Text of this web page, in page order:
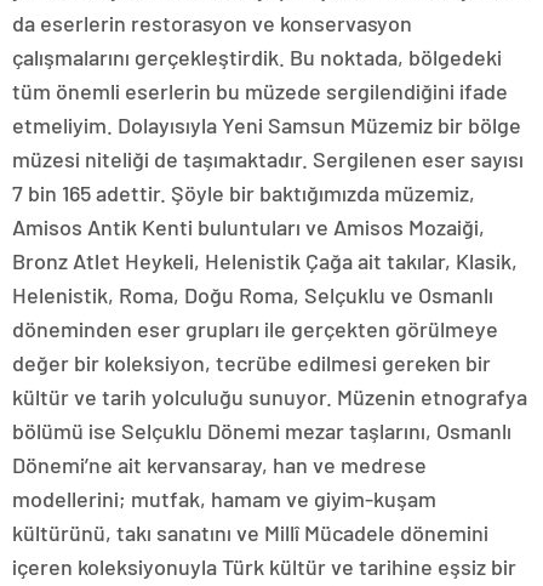
da eserlerin restorasyon ve konservasyon
çalışmalarını gerçekleştirdik. Bu noktada, bölgedeki
tüm önemli eserlerin bu müzede sergilendiğini ifade
etmeliyim. Dolayısıyla Yeni Samsun Müzemiz bir bölge
müzesi niteliği de taşımaktadır. Sergilenen eser sayısı
7 bin 165 adettir. Şöyle bir baktığımızda müzemiz,
Amisos Antik Kenti buluntuları ve Amisos Mozaiği,
Bronz Atlet Heykeli, Helenistik Çağa ait takılar, Klasik,
Helenistik, Roma, Doğu Roma, Selçuklu ve Osmanlı
döneminden eser grupları ile gerçekten görülmeye
değer bir koleksiyon, tecrübe edilmesi gereken bir
kültür ve tarih yolculuğu sunuyor. Müzenin etnografya
bölümü ise Selçuklu Dönemi mezar taşlarını, Osmanlı
Dönemi’ne ait kervansaray, han ve medrese
modellerini; mutfak, hamam ve giyim-kuşam
kültürünü, takı sanatını ve Millî Mücadele dönemini
içeren koleksiyonuyla Türk kültür ve tarihine eşsiz bir